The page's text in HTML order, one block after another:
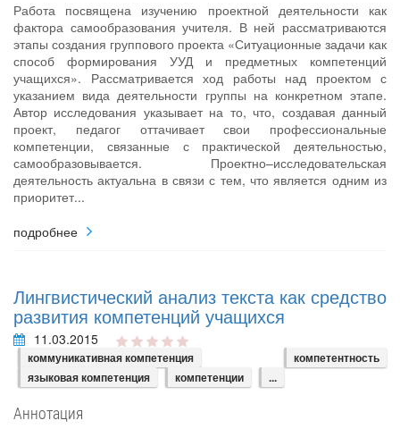
Работа посвящена изучению проектной деятельности как
фактора самообразования учителя. В ней рассматриваются
этапы создания группового проекта «Ситуационные задачи как
способ формирования УУД и предметных компетенций
учащихся». Рассматривается ход работы над проектом с
указанием вида деятельности группы на конкретном этапе.
Автор исследования указывает на то, что, создавая данный
проект, педагог оттачивает свои профессиональные
компетенции, связанные с практической деятельностью,
самообразовывается. Проектно–исследовательская
деятельность актуальна в связи с тем, что является одним из
приоритет...
подробнее
Лингвистический анализ текста как средство
развития компетенций учащихся
11.03.2015
коммуникативная компетенция
компетентность
языковая компетенция
компетенции ...
Аннотация